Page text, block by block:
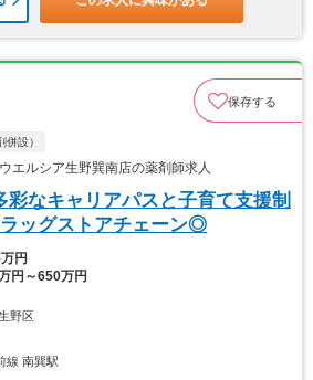
保存する
併設）
エルシア生野巽南店の薬剤師求人
彩なキャリアパスと子育て支援制
ッグストアチェーン◎
円
円～650万円
野区
線 南巽駅